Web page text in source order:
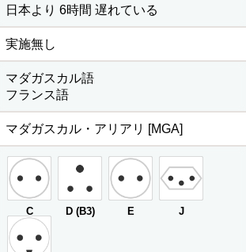
日本より 6時間 遅れている
実施無し
マダガスカル語
フランス語
マダガスカル・アリアリ [MGA]
C D (B3) E J